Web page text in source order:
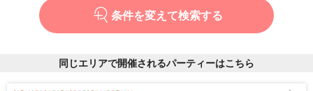
条件を変えて検索する
同じエリアで開催されるパーティーはこちら